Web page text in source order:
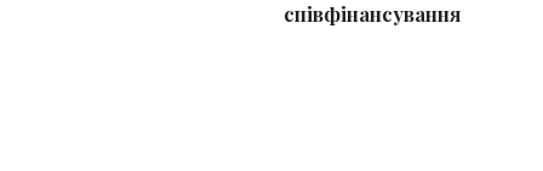
співфінансування